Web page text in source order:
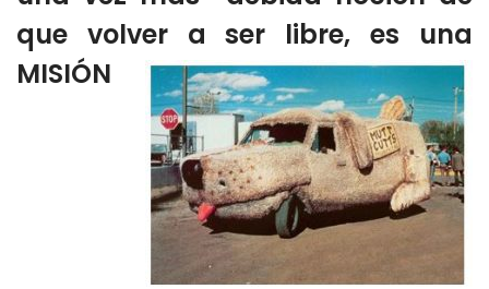
que volver a ser libre, es una
MISIÓN